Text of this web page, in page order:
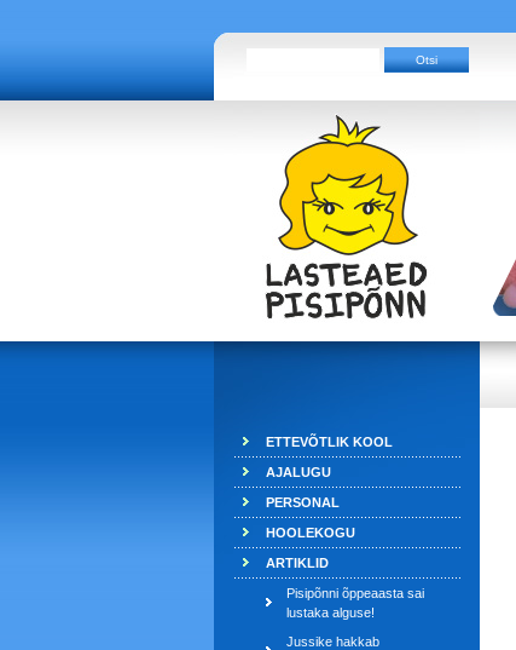
ETTEVÕTLIK KOOL
AJALUGU
PERSONAL
HOOLEKOGU
ARTIKLID
Pisipõnni õppeaasta sai
lustaka alguse!
Jussike hakkab